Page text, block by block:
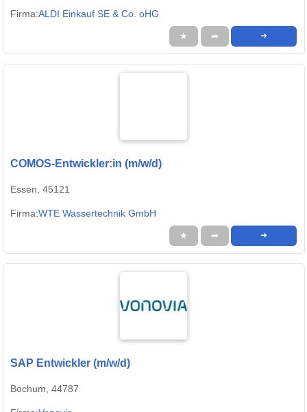
Firma:ALDI Einkauf SE & Co. oHG
★ ➦ ➜
COMOS-Entwickler:in (m/w/d)
Essen, 45121
Firma:WTE Wassertechnik GmbH
★ ➦ ➜
SAP Entwickler (m/w/d)
Bochum, 44787